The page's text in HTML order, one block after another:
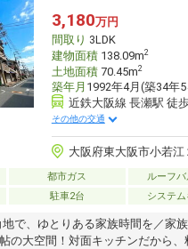
3,180万円
間取り 3LDK
建物面積138.09m2
土地面積70.45m2
築年月 1992年4月(築34年
近鉄大阪線 長瀬駅 徒
その他の交通
大阪府東大阪市小若江
都市ガス
ルーフ
駐車2台 システ
で、ゆとりある家族時間を／家
の大空間！対面キッチンだから、